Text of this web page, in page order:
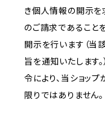
き個人情報の開示を
のご請求であること
開示を行います（当
旨を通知いたします
令により、当ショッ
限りではありません。